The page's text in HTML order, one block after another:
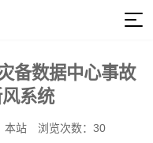
备数据中心事故
系统
本站 浏览次数：30